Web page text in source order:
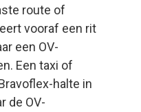
route of
vooraf een rit
een OV-
Een taxi of
halte in
de OV-